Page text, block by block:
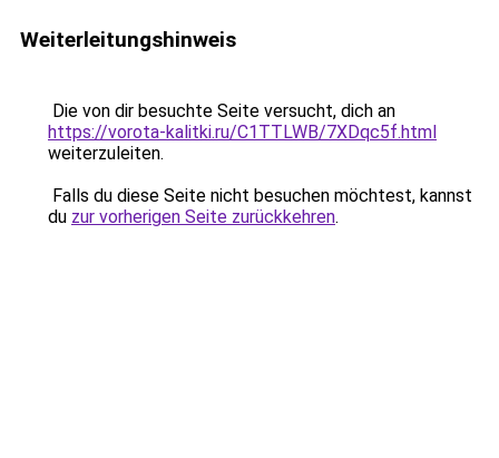
Weiterleitungshinweis
Die von dir besuchte Seite versucht, dich an
https://vorota-kalitki.ru/C1TTLWB/7XDqc5f.html
weiterzuleiten.
Falls du diese Seite nicht besuchen möchtest, kannst
du zur vorherigen Seite zurückkehren.